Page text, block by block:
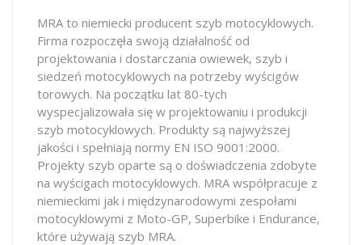
MRA to niemiecki producent szyb motocyklowych.
Firma rozpoczęła swoją działalność od
projektowania i dostarczania owiewek, szyb i
siedzeń motocyklowych na potrzeby wyścigów
torowych. Na początku lat 80-tych
wyspecjalizowała się w projektowaniu i produkcji
szyb motocyklowych. Produkty są najwyższej
jakości i spełniają normy EN ISO 9001:2000.
Projekty szyb oparte są o doświadczenia zdobyte
na wyścigach motocyklowych. MRA współpracuje z
niemieckimi jak i międzynarodowymi zespołami
motocyklowymi z Moto-GP, Superbike i Endurance,
które używają szyb MRA.